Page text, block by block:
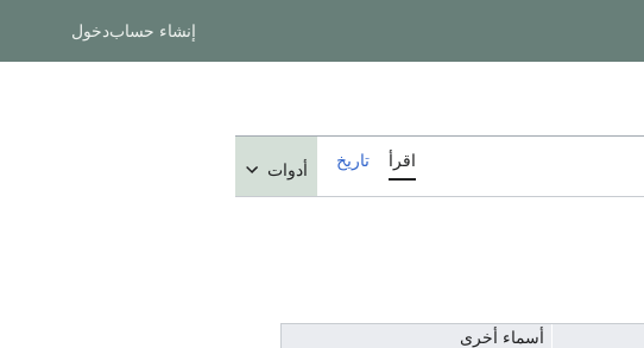
إنشاء حسابدخول
اقرأ تاريخ أدوات
أسماء أخرى